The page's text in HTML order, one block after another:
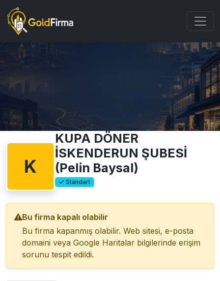
K
KUPA DÖNER
İSKENDERUN ŞUBESİ
(Pelin Baysal)
Standart
Bu firma kapalı olabilir
Bu firma kapanmış olabilir. Web sitesi, e-posta
domaini veya Google Haritalar bilgilerinde erişim
sorunu tespit edildi.